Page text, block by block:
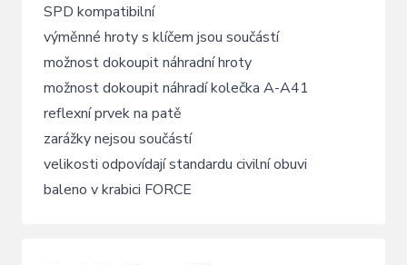
SPD kompatibilní
výměnné hroty s klíčem jsou součástí
možnost dokoupit náhradní hroty
možnost dokoupit náhradí kolečka A-A41
reflexní prvek na patě
zarážky nejsou součástí
velikosti odpovídají standardu civilní obuvi
baleno v krabici FORCE